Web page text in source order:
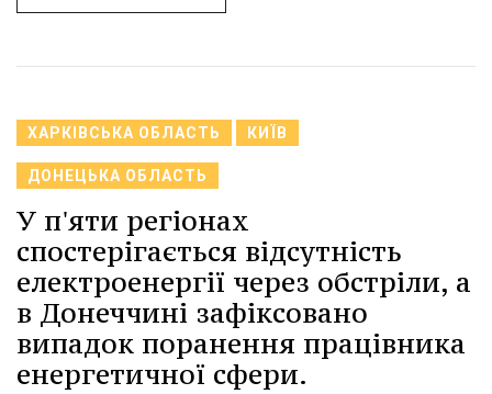
ХАРКІВСЬКА ОБЛАСТЬ КИЇВ
ДОНЕЦЬКА ОБЛАСТЬ
У п'яти регіонах
спостерігається відсутність
електроенергії через обстріли, а
в Донеччині зафіксовано
випадок поранення працівника
енергетичної сфери.